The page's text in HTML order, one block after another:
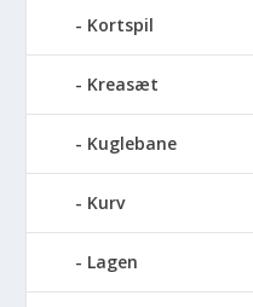
Kortspil
Kreasæt
Kuglebane
Kurv
Lagen